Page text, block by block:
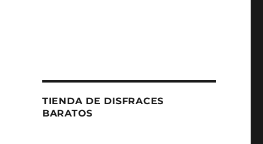
TIENDA DE DISFRACES
BARATOS